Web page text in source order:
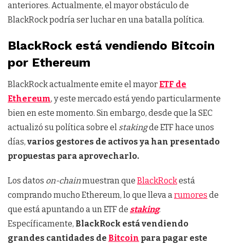
anteriores. Actualmente, el mayor obstáculo de
BlackRock podría ser luchar en una batalla política.
BlackRock está vendiendo Bitcoin
por Ethereum
BlackRock actualmente emite el mayor ETF de
Ethereum, y este mercado está yendo particularmente
bien en este momento. Sin embargo, desde que la SEC
actualizó su política sobre el stakingde ETF hace unos
días, varios gestores de activos ya han presentado
propuestas para aprovecharlo.
Los datos on-chainmuestran que BlackRockestá
comprando mucho Ethereum, lo que lleva arumores de
que está apuntando a un ETF de staking:
Específicamente, BlackRock está vendiendo
grandes cantidades de Bitcoin para pagar este